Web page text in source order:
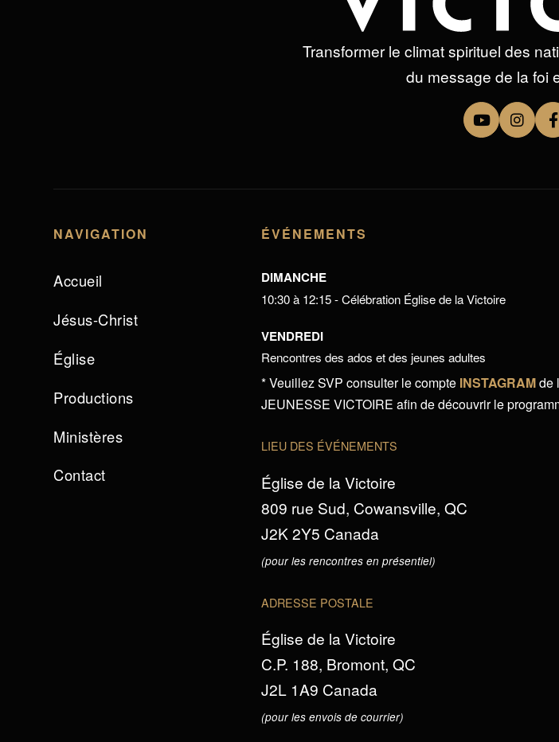
Transformer le climat spirituel des
du message de la foi
NAVIGATION
Accueil
Jésus-Christ
Église
Productions
Ministères
Contact
ÉVÉNEMENTS
DIMANCHE
10:30 à 12:15 - Célébration Église de la Victoire
VENDREDI
Rencontres des ados et des jeunes adultes
* Veuillez SVP consulter le compte INSTAGRAMde
JEUNESSE VICTOIRE afin de découvrir le
LIEU DES ÉVÉNEMENTS
Église de la Victoire
809 rue Sud, Cowansville, QC
J2K 2Y5 Canada
(pour les rencontres en présentiel)
ADRESSE POSTALE
Église de la Victoire
C.P. 188, Bromont, QC
J2L 1A9 Canada
(pour les envois de courrier)